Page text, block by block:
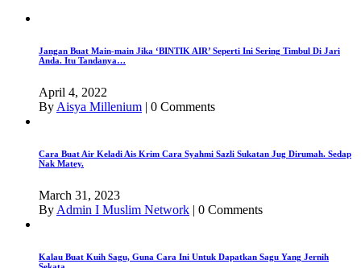
Jangan Buat Main-main Jika ‘BINTIK AIR’ Seperti Ini Sering Timbul Di Jari
Anda. Itu Tandanya…
April 4, 2022
By Aisya Millenium | 0 Comments
Cara Buat Air Keladi Ais Krim Cara Syahmi Sazli Sukatan Jug Dirumah. Sedap
Nak Matey.
March 31, 2023
By Admin I Muslim Network | 0 Comments
Kalau Buat Kuih Sagu, Guna Cara Ini Untuk Dapatkan Sagu Yang Jernih
Sekata.